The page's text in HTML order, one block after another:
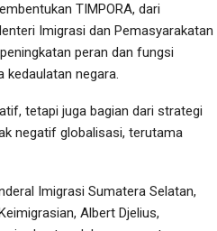
TIMPORA, dari
Imigrasi dan Pemasyarakatan
peran dan fungsi
kedaulatan negara.
tetapi juga bagian dari strategi
negatif globalisasi, terutama
Imigrasi Sumatera Selatan,
Albert Djelius,